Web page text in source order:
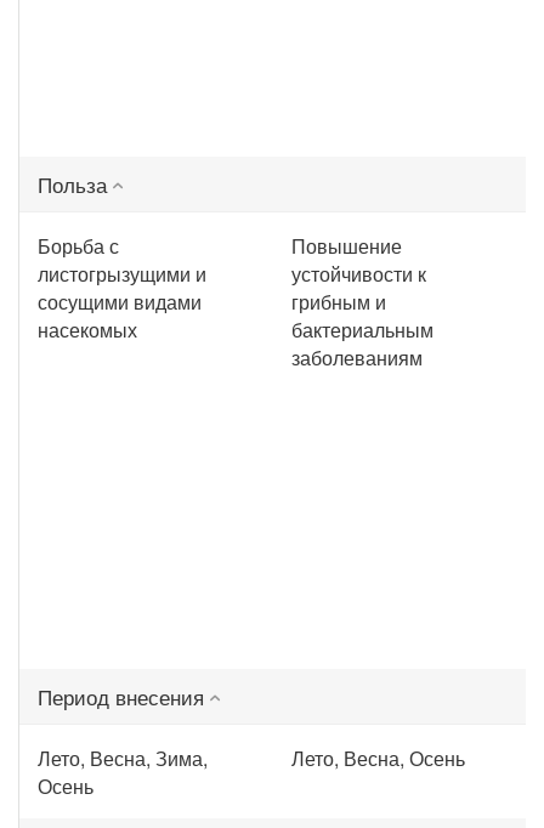
Польза
Борьба с
листогрызущими и
сосущими видами
насекомых
Повышение
устойчивости к
грибным и
бактериальным
заболеваниям
Период внесения
Лето, Весна, Зима,
Осень
Лето, Весна, Осень